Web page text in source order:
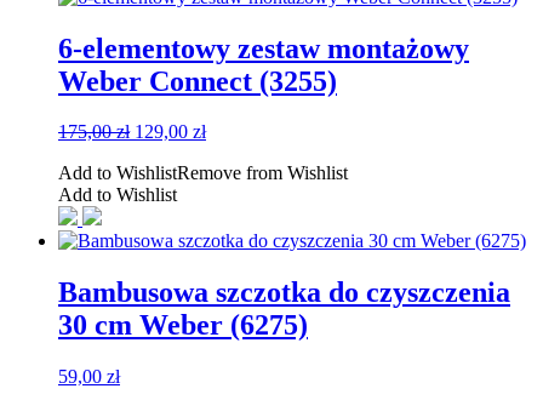
6-elementowy zestaw montażowy
Weber Connect (3255)
175,00zł Pierwotna
wynosiła:
175,00 zł.
129,00 złAktualna
wynosi:
Add to WishlistRemove from Wishlist
Add to Wishlist
Bambusowa szczotka do czyszczenia
30 cm Weber (6275)
59,00 zł